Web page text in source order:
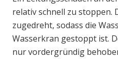
relativ schnell zu stoppen.
zugedreht, sodass die
Wasserkran gestoppt ist.
nur vordergründig